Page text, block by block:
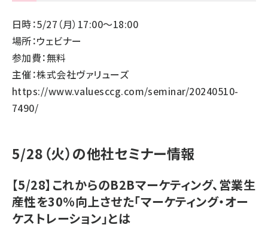
日時：5/27（月）17:00～18:00
場所：ウェビナー
参加費：無料
主催：株式会社ヴァリューズ
https://www.valuesccg.com/seminar/20240510-
7490/
5/28（火）の他社セミナー情報
【5/28】これからのB2Bマーケティング、営業生
産性を30%向上させた「マーケティング・オー
ケストレーション」とは